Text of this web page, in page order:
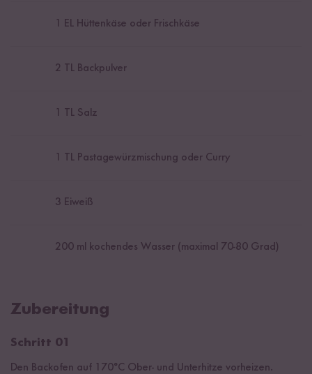
1 EL Hüttenkäse oder Frischkäse
2 TL Backpulver
1 TL Salz
1 TL Pastagewürzmischung oder Curry
3 Eiweiß
200 ml kochendes Wasser (maximal 70-80 Grad)
Zubereitung
Schritt 01
Den Backofen auf 170°C Ober- und Unterhitze vorheizen.